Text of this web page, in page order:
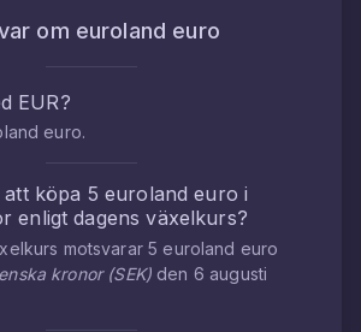
om euroland euro
EUR?
euro.
köpa 5 euroland euro i
enligt dagens växelkurs?
motsvarar5 euroland euro
kronor(SEK) den 6 augusti